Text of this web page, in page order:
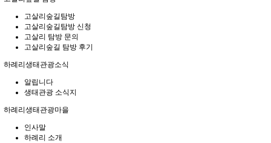
고살리숲길탐방
고살리숲길탐방 신청
고살리 탐방 문의
고살리숲길 탐방 후기
하례리생태관광소식
알립니다
생태관광 소식지
하례리생태관광마을
인사말
하례리 소개